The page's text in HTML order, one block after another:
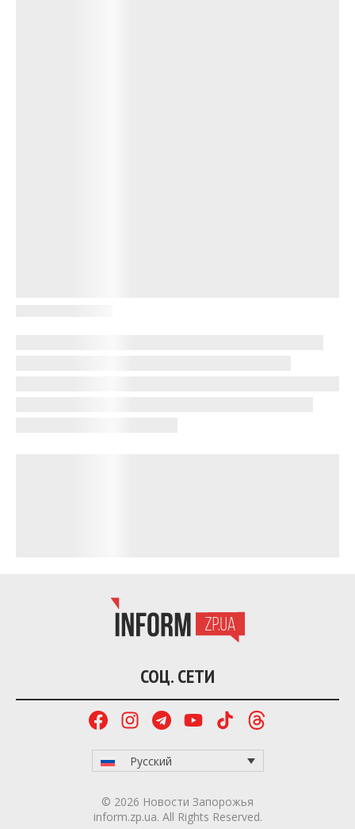
СОЦ. СЕТИ
Русский
© 2026 Новости Запорожья
inform.zp.ua. All Rights Reserved.